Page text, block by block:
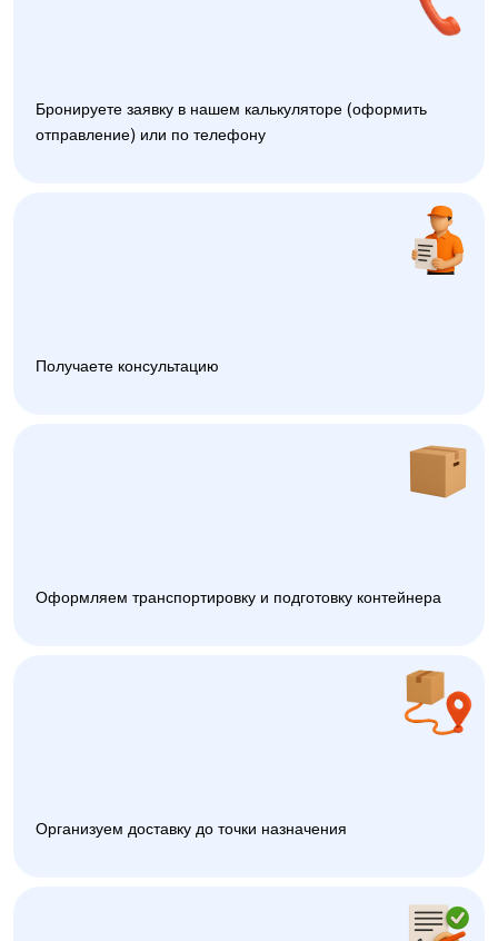
Бронируете заявку в нашем калькуляторе (оформить
отправление) или по телефону
Получаете консультацию
Оформляем транспортировку и подготовку контейнера
Организуем доставку до точки назначения